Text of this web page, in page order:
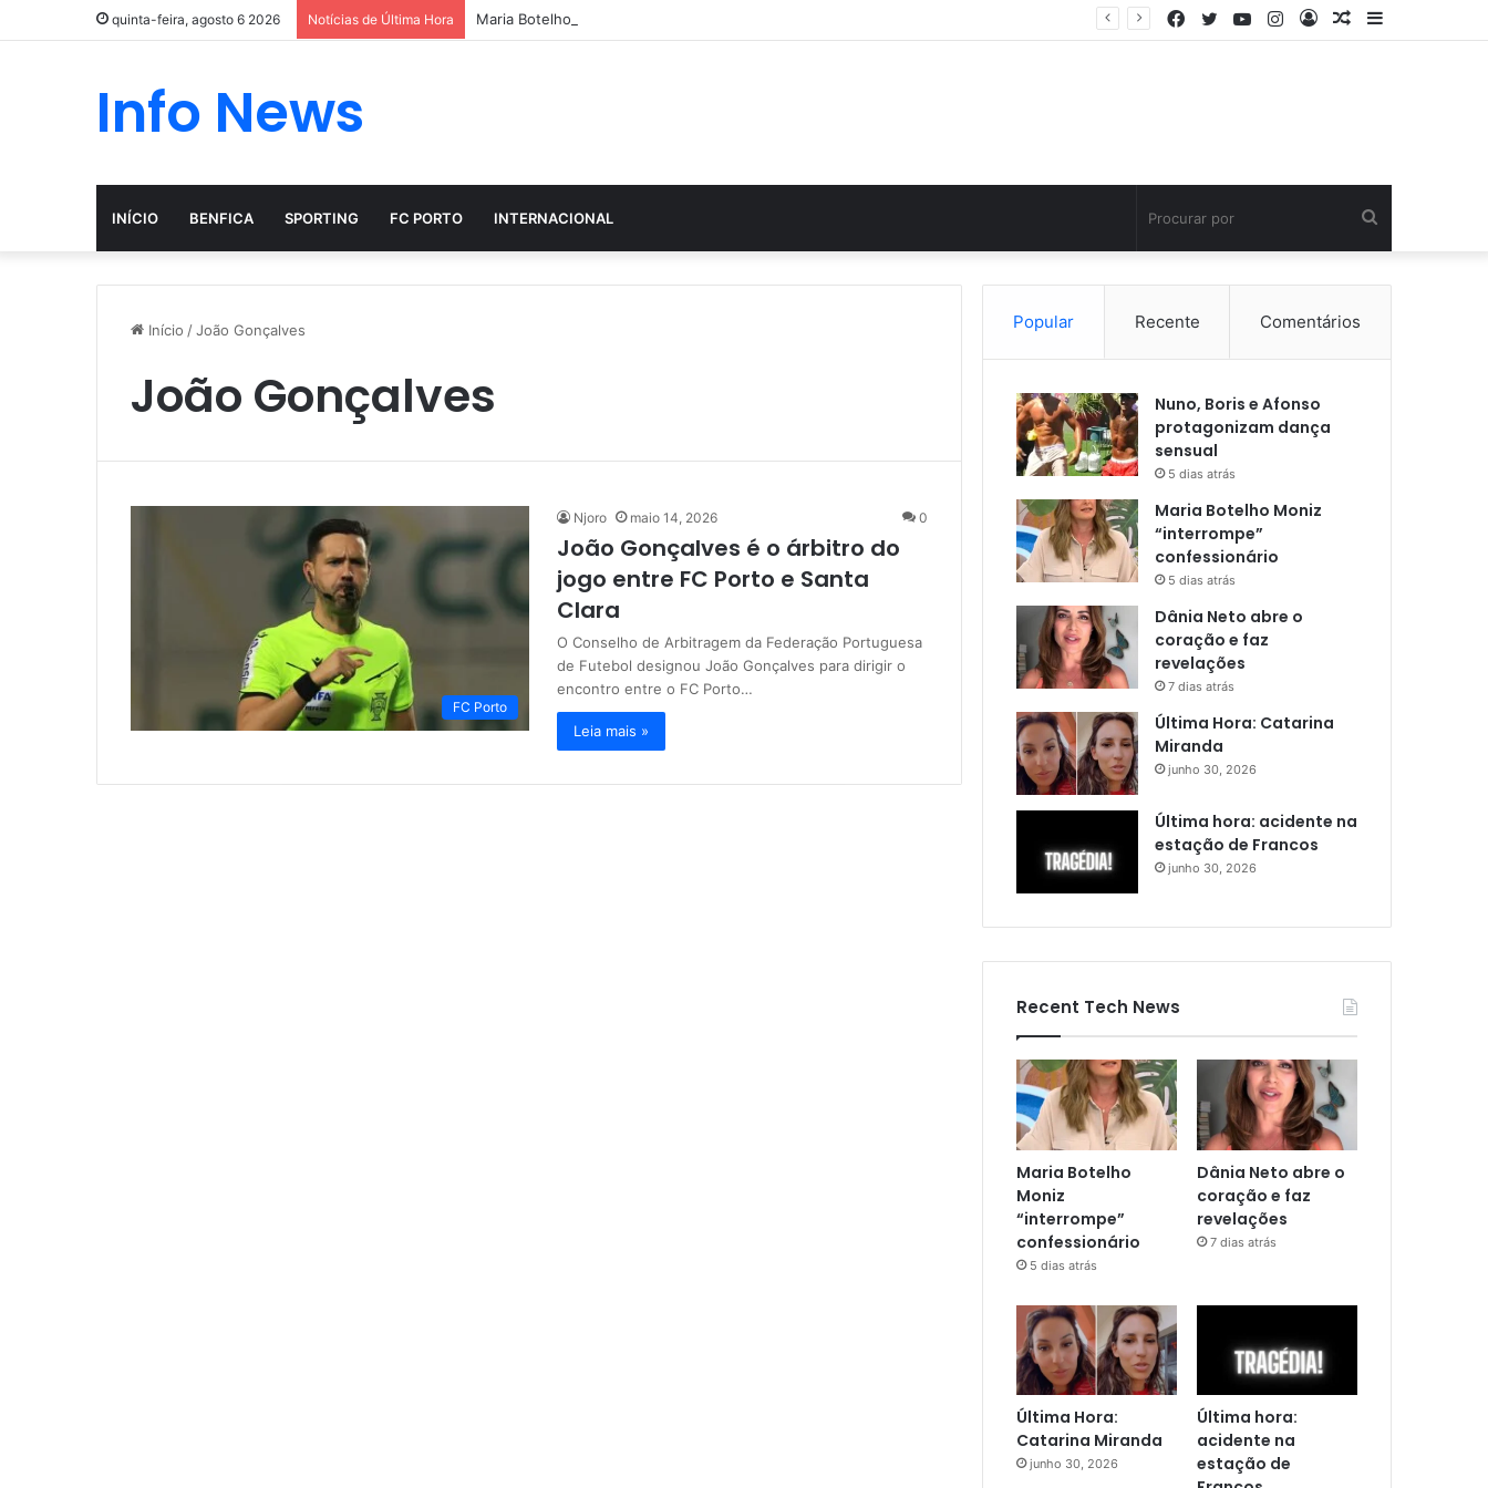
quinta-feira, agosto 6 2026 Notícias de Última Hora Maria Botelho Moniz “interrompe” confessionário
Barra
Artigo
Entrar
Instagram
YouTube
Twitter
Facebook
Info News
INÍCIO BENFICA SPORTING FC PORTO INTERNACIONAL
por
Início /João Gonçalves
João Gonçalves
FC Porto
Njoro maio 14, 2026 0
João Gonçalves é o árbitro do
jogo entre FC Porto e Santa
Clara
O Conselho de Arbitragem da Federação Portuguesa
de Futebol designou João Gonçalves para dirigir o
encontro entre o FC Porto…
Leia mais »
Popular Recente Comentários
Nuno, Boris e Afonso
protagonizam dança
sensual
5 dias atrás
Maria Botelho Moniz
“interrompe”
confessionário
5 dias atrás
Dânia Neto abre o
coração e faz
revelações
7 dias atrás
Última Hora: Catarina
Miranda
junho 30, 2026
Última hora: acidente na
estação de Francos
junho 30, 2026
Recent Tech News
Maria Botelho
Moniz
“interrompe”
confessionário
5 dias atrás
Dânia Neto abre o
coração e faz
revelações
7 dias atrás
Última Hora:
Catarina Miranda
junho 30, 2026
Última hora:
acidente na
estação de